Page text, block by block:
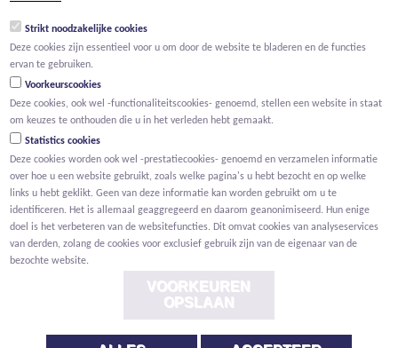
BTW BE 0466.256.432
Strikt noodzakelijke cookies
Deze cookies zijn essentieel voor u om door de website te bladeren en de functies
ervan te gebruiken.
Voorkeurscookies
Deze cookies, ook wel -functionaliteitscookies- genoemd, stellen een website in staat
om keuzes te onthouden die u in het verleden hebt gemaakt.
Statistics cookies
Deze cookies worden ook wel -prestatiecookies- genoemd en verzamelen informatie
over hoe u een website gebruikt, zoals welke pagina's u hebt bezocht en op welke
links u hebt geklikt. Geen van deze informatie kan worden gebruikt om u te
identificeren. Het is allemaal geaggregeerd en daarom geanonimiseerd. Hun enige
doel is het verbeteren van de websitefuncties. Dit omvat cookies van analyseservices
van derden, zolang de cookies voor exclusief gebruik zijn van de eigenaar van de
bezochte website.
VOORKEUREN
OPSLAAN